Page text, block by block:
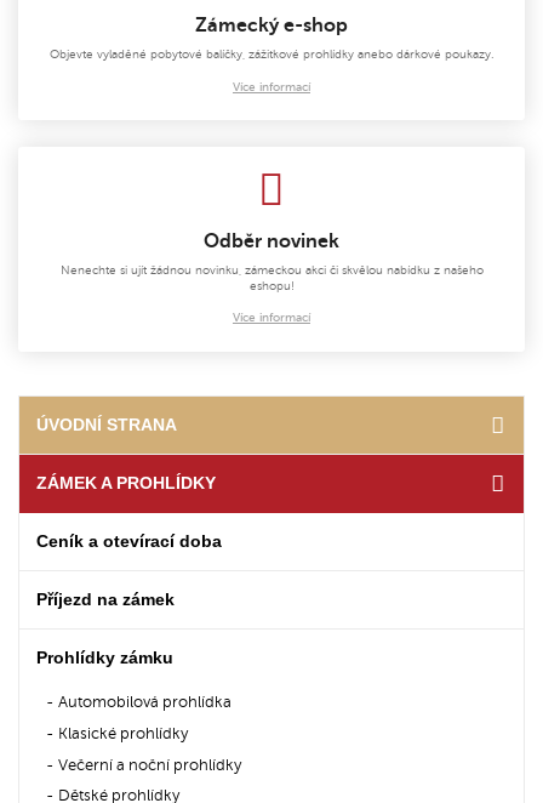
Zámecký e-shop
Objevte vyladěné pobytové balíčky, zážitkové prohlídky anebo dárkové poukazy.
Více informací
Odběr novinek
Nenechte si ujít žádnou novinku, zámeckou akci či skvělou nabídku z našeho
eshopu!
Více informací
ÚVODNÍ STRANA
ZÁMEK A PROHLÍDKY
Ceník a otevírací doba
Příjezd na zámek
Prohlídky zámku
Automobilová prohlídka
Klasické prohlídky
Večerní a noční prohlídky
Dětské prohlídky